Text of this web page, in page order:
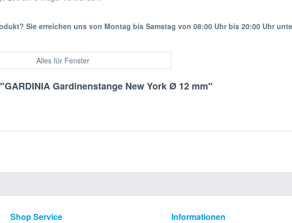
Sie erreichen uns von Montag bis Samstag von 08:00 Uhr bis 20:00 Uhr
Alles für Fenster
Gardinenstange New York Ø 12 mm"
Shop Service Informationen